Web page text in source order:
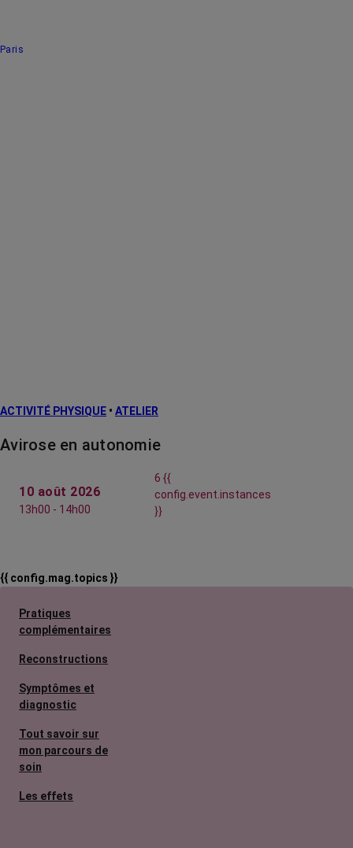
Paris
ACTIVITÉ PHYSIQUE • ATELIER
Avirose en autonomie
10 août 2026
13h00 - 14h00
6 {{
config.event.instances
}}
{{ config.mag.topics }}
Pratiques
complémentaires
Reconstructions
Symptômes et
diagnostic
Tout savoir sur
mon parcours de
soin
Les effets